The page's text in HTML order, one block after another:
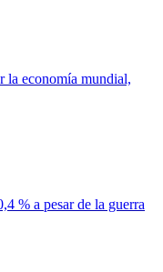
la economía mundial,
% a pesar de la guerra